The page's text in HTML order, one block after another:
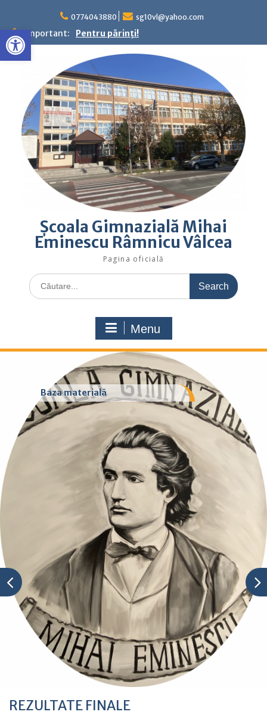
Deschide bara de unelte
content
0774043880 sg10vl@yahoo.com
Important: Pentru părinţi!
Şcoala Gimnazială Mihai
Eminescu Râmnicu Vâlcea
Pagina oficială
Search
for:
Menu
Baza materială
REZULTATE FINALE